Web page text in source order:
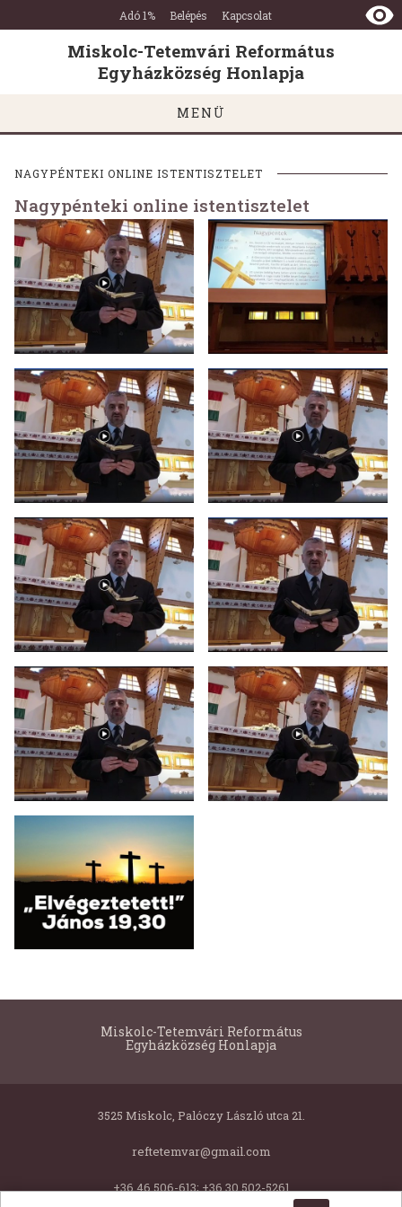
Miskolc-
Tetemvári
Református
Egyházközség
Honlapja
Ugrás a tartalomra
Ugrás a láblécre
Adó 1% Belépés Kapcsolat
Miskolc-Tetemvári Református
Egyházközség Honlapja
MENÜ
NAGYPÉNTEKI ONLINE ISTENTISZTELET
Nagypénteki online istentisztelet
Miskolc-Tetemvári Református
Egyházközség Honlapja
3525 Miskolc, Palóczy László utca 21.
reftetemvar@gmail.com
+36 46 506-613; +36 30 502-5261